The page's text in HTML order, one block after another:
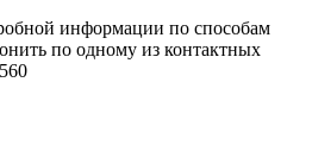
информации по способам
по одному из контактных